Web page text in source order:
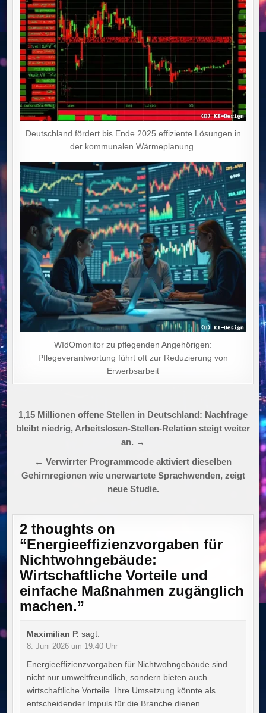
Deutschland fördert bis Ende 2025 effiziente Lösungen in
der kommunalen Wärmeplanung.
WIdOmonitor zu pflegenden Angehörigen:
Pflegeverantwortung führt oft zur Reduzierung von
Erwerbsarbeit
Beitragsnavigation
1,15 Millionen offene Stellen in Deutschland: Nachfrage
bleibt niedrig, Arbeitslosen-Stellen-Relation steigt weiter
an. →
← Verwirrter Programmcode aktiviert dieselben
Gehirnregionen wie unerwartete Sprachwenden, zeigt
neue Studie.
2 thoughts on
“Energieeffizienzvorgaben für
Nichtwohngebäude:
Wirtschaftliche Vorteile und
einfache Maßnahmen zugänglich
machen.”
Maximilian P. sagt:
8. Juni 2026 um 19:40 Uhr
Energieeffizienzvorgaben für Nichtwohngebäude sind
nicht nur umweltfreundlich, sondern bieten auch
wirtschaftliche Vorteile. Ihre Umsetzung könnte als
entscheidender Impuls für die Branche dienen.